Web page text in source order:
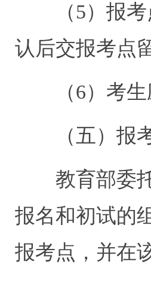
（5）报
认后交报考点
（6）考
（五）报
教育部委
报名和初试的
报考点，并在